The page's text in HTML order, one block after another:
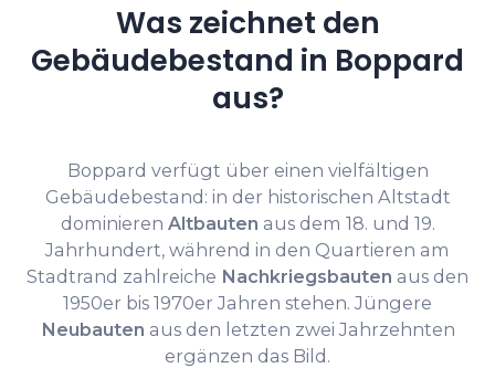
Was zeichnet den
Gebäudebestand in Boppard
aus?
Boppard verfügt über einen vielfältigen
Gebäudebestand: in der historischen Altstadt
dominieren Altbauten aus dem 18. und 19.
Jahrhundert, während in den Quartieren am
Stadtrand zahlreiche Nachkriegsbauten aus den
1950er bis 1970er Jahren stehen. Jüngere
Neubauten aus den letzten zwei Jahrzehnten
ergänzen das Bild.